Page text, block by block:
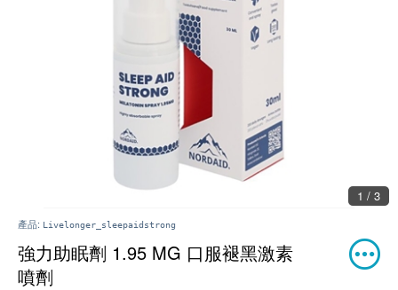
1 / 3
產品: Livelonger_sleepaidstrong
強力助眠劑 1.95 MG 口服褪黑激素
噴劑